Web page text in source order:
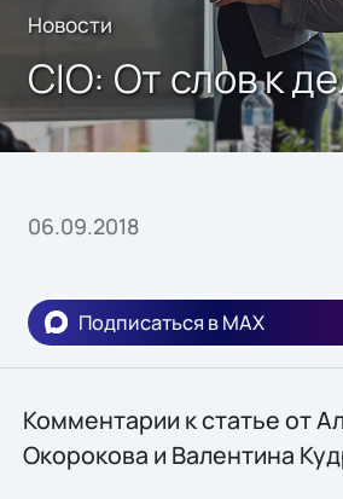
Новости
CIO: От слов к
06.09.2018
Подписаться в MAX
Комментарии к статье от
Окорокова и Валентина